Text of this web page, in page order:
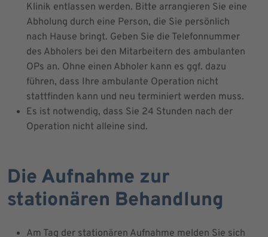
Klinik entlassen werden. Bitte arrangieren Sie eine
Abholung durch eine Person, die Sie persönlich
nach Hause bringt. Geben Sie die Telefonnummer
des Abholers bei den Mitarbeitern des ambulanten
OPs an. Ohne einen Abholer kann es ggf. dazu
führen, dass Ihre ambulante Operation nicht
stattfinden kann und neu terminiert werden muss.
Es ist notwendig, dass Sie 24 Stunden nach der
Operation nicht alleine sind.
Die Aufnahme zur
stationären Behandlung
Am Tag der stationären Aufnahme melden Sie sich